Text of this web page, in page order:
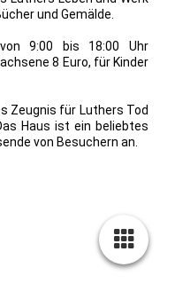
und Gemälde.
9:00 bis 18:00 Uhr
8 Euro, für Kinder
Zeugnis für Luthers Tod
Haus ist ein beliebtes
von Besuchern an.